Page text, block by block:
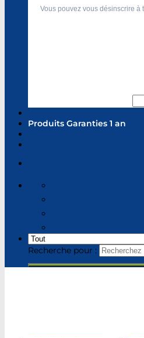
Vous pouvez vous désinscrire à
Produits Garanties 1 an
Recherche pour :